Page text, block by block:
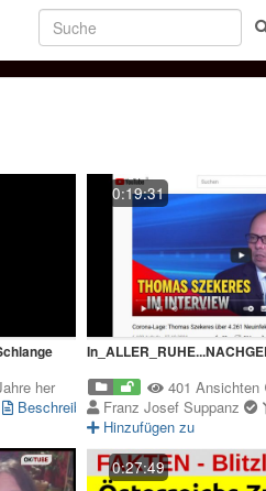
her
Beschreibung
0:19:31
401 Ansichten
Franz Josef Suppanz
Hinzufügen zu
0:27:49